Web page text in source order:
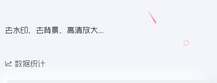
去水印、去背景、高清放大....
数据统计